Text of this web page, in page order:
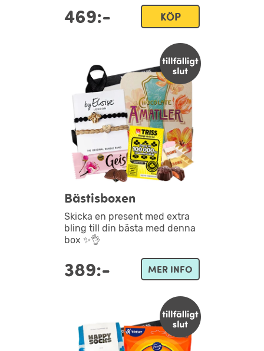
469:- KÖP
Bästisboxen
Skicka en present med extra
bling till din bästa med denna
box ✨👌
389:- MER INFO